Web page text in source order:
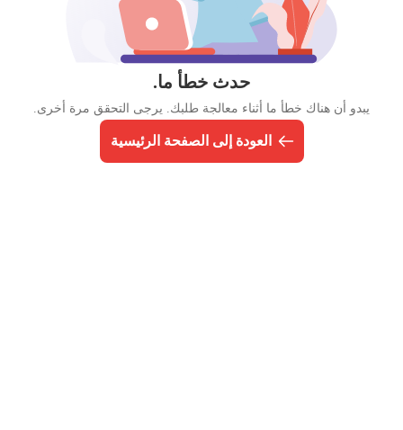
حدث خطأ ما.
يبدو أن هناك خطأ ما أثناء معالجة طلبك. يرجى التحقق مرة أخرى.
العودة إلى الصفحة الرئيسية